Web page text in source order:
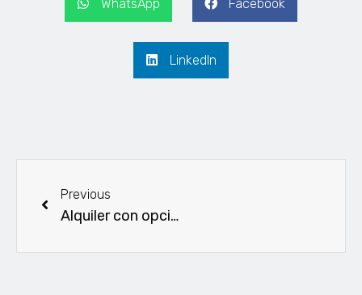
WhatsApp Facebook
LinkedIn
Previous
Alquiler con opción a compra. Todo lo que debes saber.